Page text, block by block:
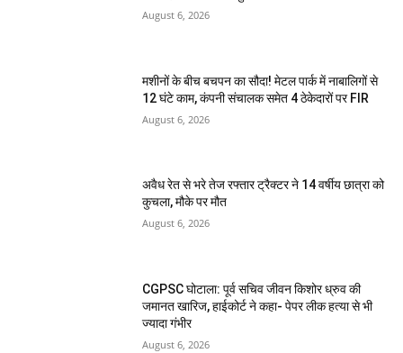
August 6, 2026
मशीनों के बीच बचपन का सौदा! मेटल पार्क में नाबालिगों से
12 घंटे काम, कंपनी संचालक समेत 4 ठेकेदारों पर FIR
August 6, 2026
अवैध रेत से भरे तेज रफ्तार ट्रैक्टर ने 14 वर्षीय छात्रा को
कुचला, मौके पर मौत
August 6, 2026
CGPSC घोटाला: पूर्व सचिव जीवन किशोर ध्रुव की
जमानत खारिज, हाईकोर्ट ने कहा- पेपर लीक हत्या से भी
ज्यादा गंभीर
August 6, 2026